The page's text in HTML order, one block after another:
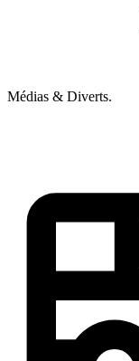
Médias & Diverts.